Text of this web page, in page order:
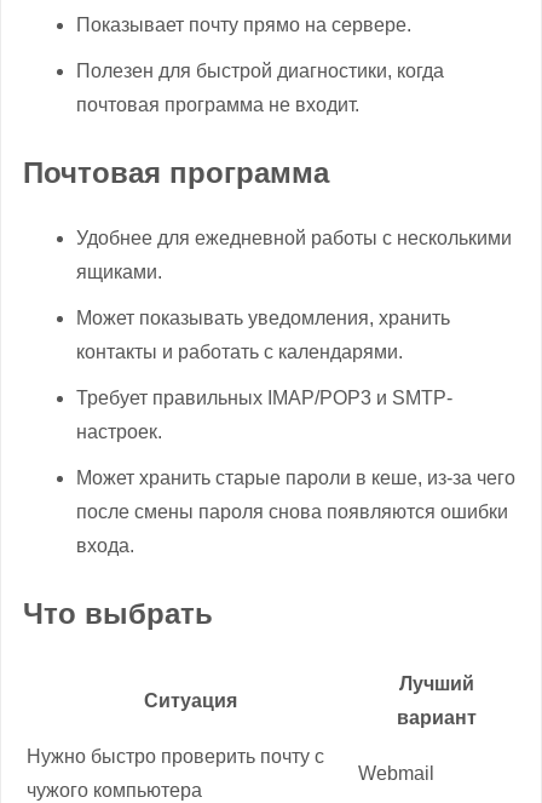
Показывает почту прямо на сервере.
Полезен для быстрой диагностики, когда
почтовая программа не входит.
Почтовая программа
Удобнее для ежедневной работы с несколькими
ящиками.
Может показывать уведомления, хранить
контакты и работать с календарями.
Требует правильных IMAP/POP3 и SMTP-
настроек.
Может хранить старые пароли в кеше, из-за чего
после смены пароля снова появляются ошибки
входа.
Что выбрать
Ситуация
Лучший
вариант
Нужно быстро проверить почту с
чужого компьютера
Webmail